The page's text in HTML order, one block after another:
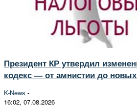
Президент КР утвердил
кодекс — от амнистии до новых
K-News -
16:02, 07.08.2026